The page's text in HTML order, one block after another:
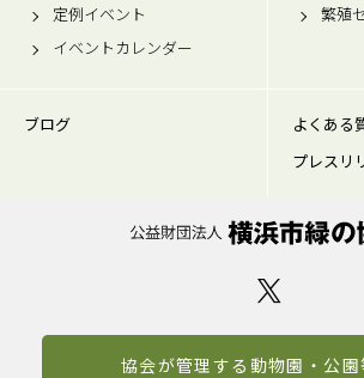
定例イベント
イベントカレンダー
繁殖
ブログ
よくある
プレスリ
協会が管理する動物園・公